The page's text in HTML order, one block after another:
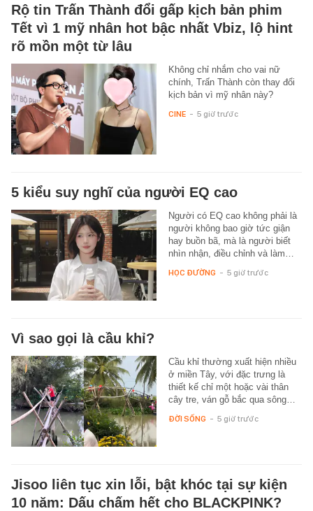
Rộ tin Trấn Thành đổi gấp kịch bản phim
Tết vì 1 mỹ nhân hot bậc nhất Vbiz, lộ hint
rõ mồn một từ lâu
Không chỉ nhắm cho vai nữ
chính, Trấn Thành còn thay đổi
kịch bản vì mỹ nhân này?
CINE - 5 giờ trước
5 kiểu suy nghĩ của người EQ cao
Người có EQ cao không phải là
người không bao giờ tức giận
hay buồn bã, mà là người biết
nhìn nhận, điều chỉnh và làm…
HỌC ĐƯỜNG - 5 giờ trước
Vì sao gọi là cầu khỉ?
Cầu khỉ thường xuất hiện nhiều
ở miền Tây, với đặc trưng là
thiết kế chỉ một hoặc vài thân
cây tre, ván gỗ bắc qua sông…
ĐỜI SỐNG - 5 giờ trước
Jisoo liên tục xin lỗi, bật khóc tại sự kiện
10 năm: Dấu chấm hết cho BLACKPINK?